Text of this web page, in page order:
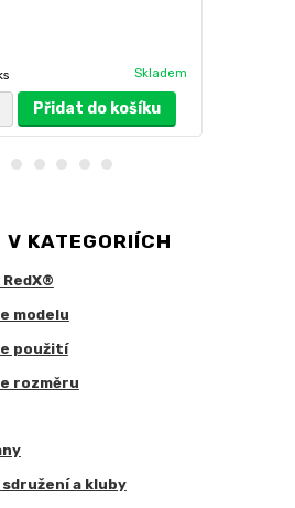
Skladem
Přidat do košíku
KATEGORIÍCH
modelu
použití
rozměru
a kluby